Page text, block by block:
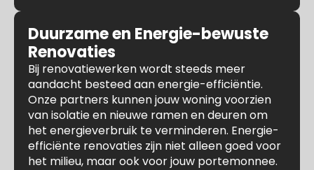
Duurzame en Energie-bewuste
Renovaties
Bij renovatiewerken wordt steeds meer
aandacht besteed aan energie-efficiëntie.
Onze partners kunnen jouw woning voorzien
van isolatie en nieuwe ramen en deuren om
het energieverbruik te verminderen. Energie-
efficiënte renovaties zijn niet alleen goed voor
het milieu, maar ook voor jouw portemonnee.